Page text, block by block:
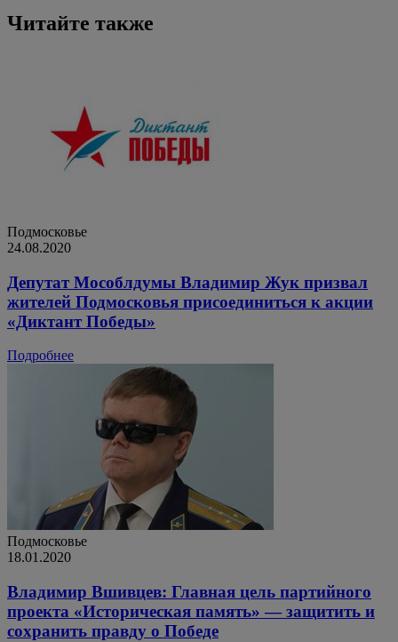
Читайте также
Подмосковье
24.08.2020
Депутат Мособлдумы Владимир Жук призвал
жителей Подмосковья присоединиться к акции
«Диктант Победы»
Подробнее
Подмосковье
18.01.2020
Владимир Вшивцев: Главная цель партийного
проекта «Историческая память» — защитить и
сохранить правду о Победе